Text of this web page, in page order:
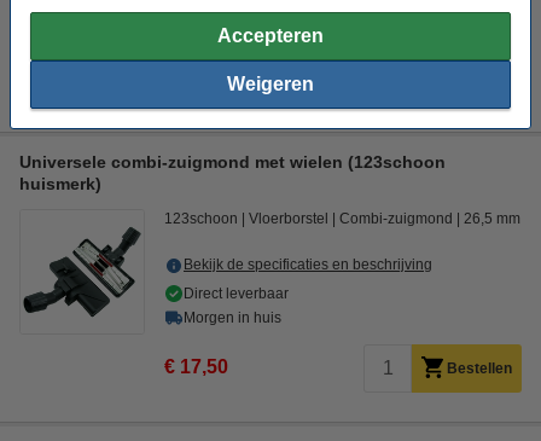
Accepteren
Weigeren
Morgen in huis
Universele combi-zuigmond met wielen (123schoon
huismerk)
123schoon Vloerborstel Combi-zuigmond 26,5 mm
Bekijk de specificaties en beschrijving
Direct leverbaar
Morgen in huis
€ 17,50 Bestellen